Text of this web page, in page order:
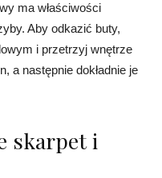
ma właściwości
Aby odkazić buty,
i przetrzyj wnętrze
a następnie dokładnie je
skarpet i